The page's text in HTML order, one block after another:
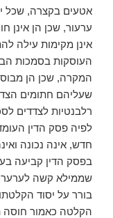
אטעים בקצרה, שכל
ערעור, שכן הן אינן
אינן מקימות עילה
העוסקות בסמכות
המקרה, שכן הן
שעליהם חתומים
רלבנטיות לצדדים
לפיה פסק הדין
חדש, אינה נכונה
בפסק הדין קביעה
שממילא קשה לערער
בורר על יסוד
הקלטה כאמור חוסה